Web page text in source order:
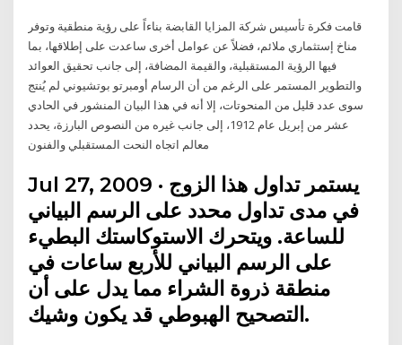
قامت فكرة تأسيس شركة المزايا القابضة بناءاً على رؤية منطقية وتوفر
مناخ إستثماري ملائم، فضلاً عن عوامل أخرى ساعدت على إطلاقها، بما
فيها الرؤية المستقبلية، والقيمة المضافة، إلى جانب تحقيق العوائد
والتطوير المستمر على الرغم من أن الرسام أومبرتو بوتشيوني لم يُنتج
سوى عدد قليل من المنحوتات، إلا أنه في هذا البيان المنشور في الحادي
عشر من إبريل عام 1912، إلى جانب غيره من النصوص البارزة، يحدد
معالم اتجاه النحت المستقبلي والفنون
Jul 27, 2009 · يستمر تداول هذا الزوج
في مدى تداول محدد على الرسم البياني
للساعة. ويتحرك الاستوكاستك البطيء
على الرسم البياني للأربع ساعات في
منطقة ذروة الشراء مما يدل على أن
التصحيح الهبوطي قد يكون وشيك.